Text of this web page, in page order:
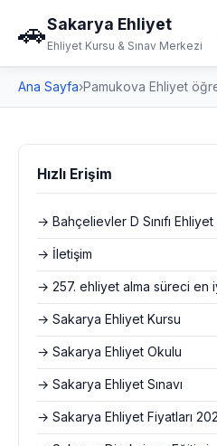
🚗Sakarya Ehliyet
Ehliyet Kursu & Sınav Merkezi
Ana Sayfa›Pamukova Ehliyet
Hızlı Erişim
→ Bahçelievler D Sınıfı Ehliyet
→ İletişim
→ 257. ehliyet alma süreci en
→ Sakarya Ehliyet Kursu
→ Sakarya Ehliyet Okulu
→ Sakarya Ehliyet Sınavı
→ Sakarya Ehliyet Fiyatları